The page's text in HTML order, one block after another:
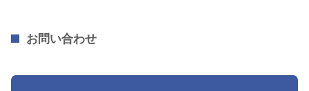
お問い合わせ